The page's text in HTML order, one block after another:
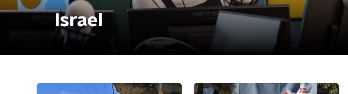
Israel